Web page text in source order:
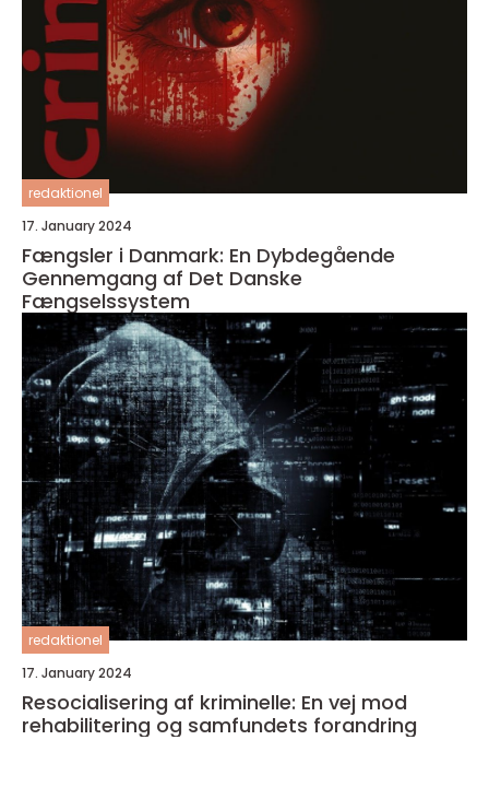
redaktionel
17. January 2024
Fængsler i Danmark: En Dybdegående
Gennemgang af Det Danske
Fængselssystem
redaktionel
17. January 2024
Resocialisering af kriminelle: En vej mod
rehabilitering og samfundets forandring